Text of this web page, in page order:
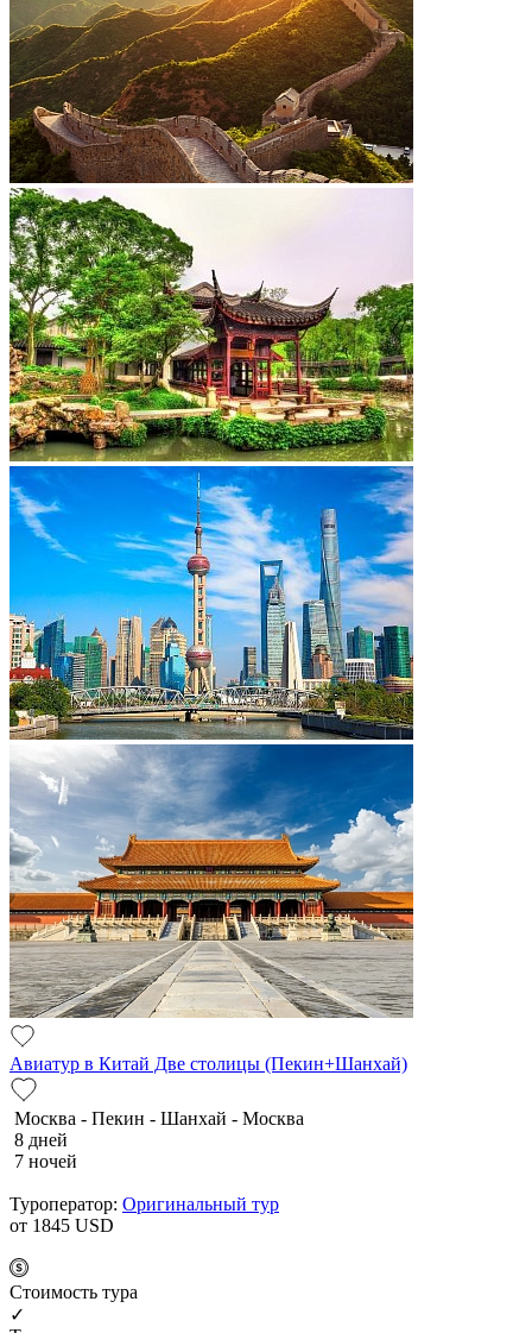
Авиатур в Китай Две столицы (Пекин+Шанхай)
Москва - Пекин - Шанхай - Москва
8 дней
7 ночей
Туроператор: Оригинальный тур
от 1845 USD
Cтоимость тура
✓